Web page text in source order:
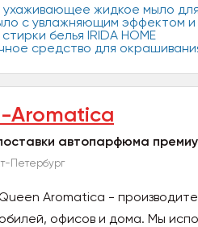
Aromatica
автопарфюма
Петербург
Aromatica -
офисов и дома. Мы